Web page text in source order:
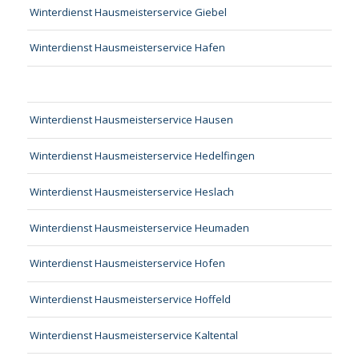
Winterdienst Hausmeisterservice Giebel
Winterdienst Hausmeisterservice Hafen
Winterdienst Hausmeisterservice Hausen
Winterdienst Hausmeisterservice Hedelfingen
Winterdienst Hausmeisterservice Heslach
Winterdienst Hausmeisterservice Heumaden
Winterdienst Hausmeisterservice Hofen
Winterdienst Hausmeisterservice Hoffeld
Winterdienst Hausmeisterservice Kaltental